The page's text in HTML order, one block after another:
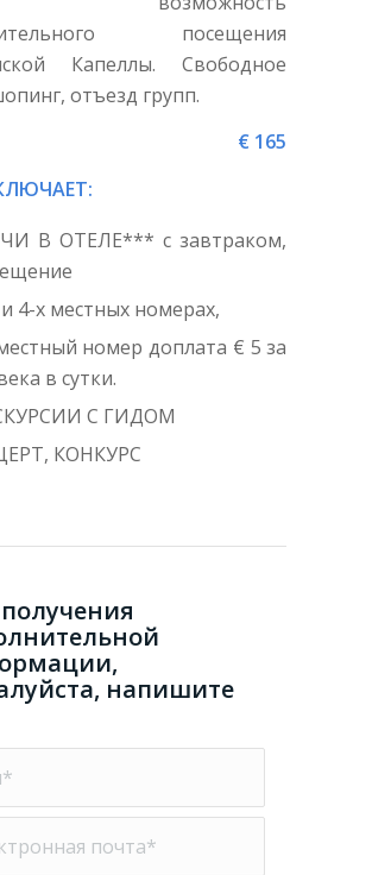
посещения
Капеллы. Свободное
отъезд групп.
€ 165
В ОТЕЛЕ*** с завтраком,
4-х местных номерах,
номер доплата € 5 за
в сутки.
С ГИДОМ
КОНКУРС
напишите